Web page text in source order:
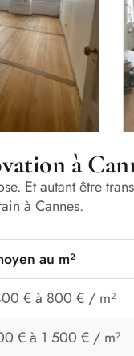
à
Et autant être
à Cannes.
au m²
€ à 800 € / m²
€ à 1 500 € / m²